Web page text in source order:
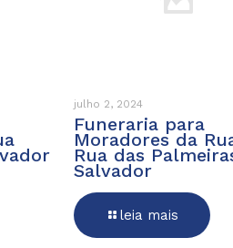
julho 2, 2024
Funeraria para
Moradores da
Rua das
Salvador
leia mais